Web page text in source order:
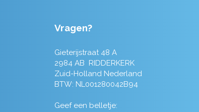
Vragen?
Gieterijstraat 48 A
2984 AB RIDDERKERK
Zuid-Holland Nederland
BTW: NL001280042B94
Geef een belletje: